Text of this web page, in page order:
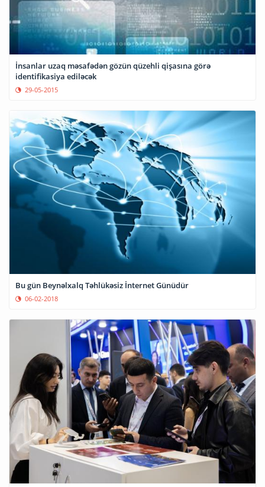
İnsanlar uzaq məsafədən gözün qüzehli qişasına görə
identifikasiya ediləcək
29-05-2015
Bu gün Beynəlxalq Təhlükəsiz İnternet Günüdür
06-02-2018